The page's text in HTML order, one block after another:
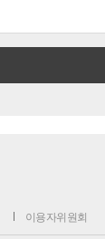
이용자위원회